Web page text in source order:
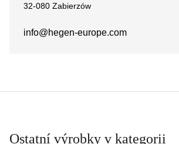
32-080 Zabierzów
info@hegen-europe.com
Ostatní výrobky v kategorii